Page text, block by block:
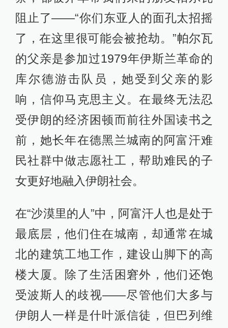
阻止了——“你们东亚人的面孔太招摇
了，在这里很可能会被抢劫。”帕尔瓦
的父亲是参加过1979年伊斯兰革命的
库尔德游击队员，她受到父亲的影
响，信仰马克思主义。在最终无法忍
受伊朗的经济困顿而前往外国读书之
前，她长年在德黑兰城南的阿富汗难
民社群中做志愿社工，帮助难民的子
女更好地融入伊朗社会。
在“沙漠里的人”中，阿富汗人也是处于
最底层，他们住在城南，却通常在城
北的建筑工地工作，建设山脚下的高
楼大厦。除了生活困窘外，他们还饱
受波斯人的歧视——尽管他们大多与
伊朗人一样是什叶派信徒，但巴列维